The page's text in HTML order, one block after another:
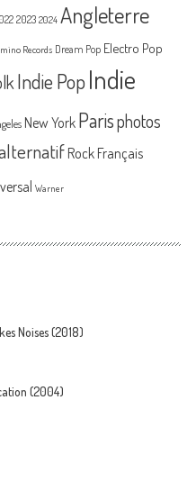
2023 2024 Angleterre
Records Dream Pop Electro Pop
Indie PopIndie
New York Parisphotos
Rock Français
Warner
Noises (2018)
(2004)